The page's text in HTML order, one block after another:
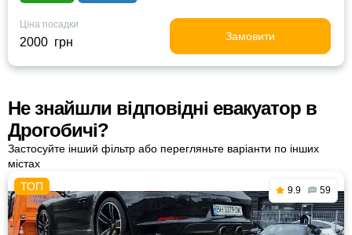
Ціна посадки
2000 грн Замовити
Не знайшли відповідні евакуатор в
Дрогобичі?
Застосуйте інший фільтр або перегляньте варіанти по інших
містах
9.9 59